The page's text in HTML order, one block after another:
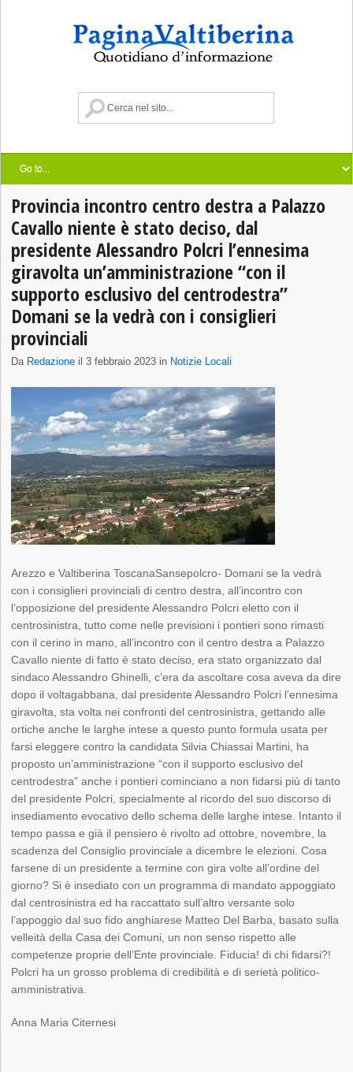
Provincia incontro centro destra a Palazzo
Cavallo niente è stato deciso, dal
presidente Alessandro Polcri l’ennesima
giravolta un’amministrazione “con il
supporto esclusivo del centrodestra”
Domani se la vedrà con i consiglieri
provinciali
Da Redazione il 3 febbraio 2023 in Notizie Locali
Arezzo e Valtiberina ToscanaSansepolcro- Domani se la vedrà
con i consiglieri provinciali di centro destra, all’incontro con
l’opposizione del presidente Alessandro Polcri eletto con il
centrosinistra, tutto come nelle previsioni i pontieri sono rimasti
con il cerino in mano, all’incontro con il centro destra a Palazzo
Cavallo niente di fatto è stato deciso, era stato organizzato dal
sindaco Alessandro Ghinelli, c’era da ascoltare cosa aveva da dire
dopo il voltagabbana, dal presidente Alessandro Polcri l’ennesima
giravolta, sta volta nei confronti del centrosinistra, gettando alle
ortiche anche le larghe intese a questo punto formula usata per
farsi eleggere contro la candidata Silvia Chiassai Martini, ha
proposto un’amministrazione “con il supporto esclusivo del
centrodestra” anche i pontieri cominciano a non fidarsi più di tanto
del presidente Polcri, specialmente al ricordo del suo discorso di
insediamento evocativo dello schema delle larghe intese. Intanto il
tempo passa e già il pensiero è rivolto ad ottobre, novembre, la
scadenza del Consiglio provinciale a dicembre le elezioni. Cosa
farsene di un presidente a termine con gira volte all’ordine del
giorno? Si è insediato con un programma di mandato appoggiato
dal centrosinistra ed ha raccattato sull’altro versante solo
l’appoggio dal suo fido anghiarese Matteo Del Barba, basato sulla
velleità della Casa dei Comuni, un non senso rispetto alle
competenze proprie dell’Ente provinciale. Fiducia! di chi fidarsi?!
Polcri ha un grosso problema di credibilità e di serietà politico-
amministrativa.
Anna Maria Citernesi